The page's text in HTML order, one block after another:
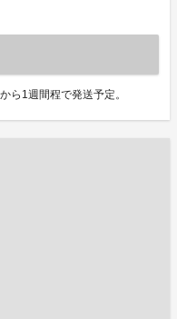
ら1週間程で発送予定。